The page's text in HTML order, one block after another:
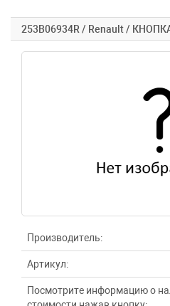
253B06934R / Renault /
Производитель:
Артикул:
Посмотрите информацию о